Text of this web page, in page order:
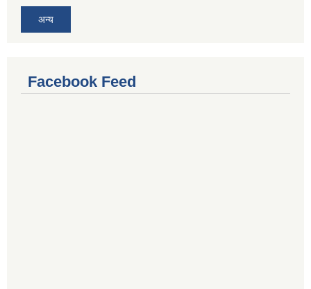
अन्य
Facebook Feed